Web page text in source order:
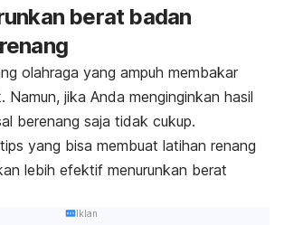
berat badan
olahraga yang ampuh membakar
Namun, jika Anda menginginkan hasil
berenang saja tidak cukup.
yang bisa membuat latihan renang
lebih efektif menurunkan berat
Iklan